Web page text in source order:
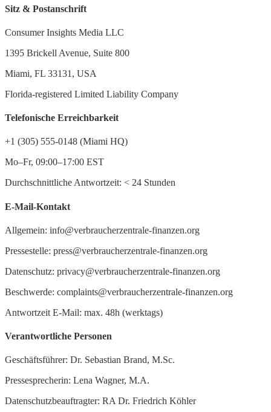
Sitz & Postanschrift
Consumer Insights Media LLC
1395 Brickell Avenue, Suite 800
Miami, FL 33131, USA
Florida-registered Limited Liability Company
Telefonische Erreichbarkeit
+1 (305) 555-0148 (Miami HQ)
Mo–Fr, 09:00–17:00 EST
Durchschnittliche Antwortzeit: < 24 Stunden
E-Mail-Kontakt
Allgemein: info@verbraucherzentrale-finanzen.org
Pressestelle: press@verbraucherzentrale-finanzen.org
Datenschutz: privacy@verbraucherzentrale-finanzen.org
Beschwerde: complaints@verbraucherzentrale-finanzen.org
Antwortzeit E-Mail: max. 48h (werktags)
Verantwortliche Personen
Geschäftsführer: Dr. Sebastian Brand, M.Sc.
Pressesprecherin: Lena Wagner, M.A.
Datenschutzbeauftragter: RA Dr. Friedrich Köhler